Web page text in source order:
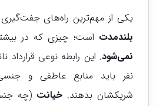
یکی از مهم‌ترین راه‌های جفت‌گیری
بلندمدت است؛ چیزی که در
نمی‌شود. این رابطه نوعی قرارداد
نفر باید منابع عاطفی و
شریکشان بدهند.خیانت (چه